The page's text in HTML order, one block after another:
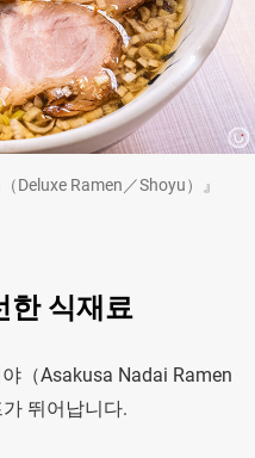
Deluxe Ramen／Shoyu）』
한 식재료
（Asakusa Nadai Ramen
뛰어납니다.